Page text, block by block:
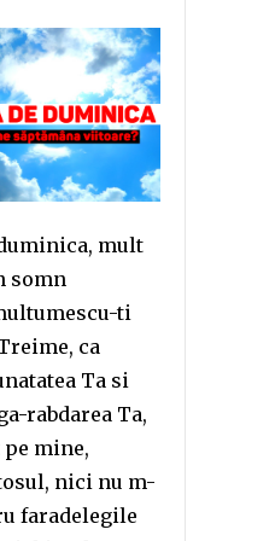
mult
somn
ti
ca
Ta si
rabdarea Ta,
mine,
nici nu m-
faradelegile